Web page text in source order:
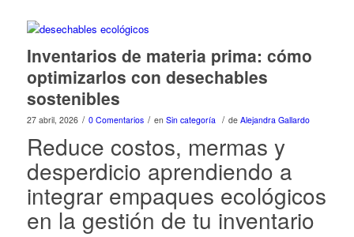
Inventarios de materia prima: cómo
optimizarlos con desechables
sostenibles
27 abril, 2026 / 0 Comentarios / en Sin categoría / de Alejandra Gallardo
Reduce costos, mermas y
desperdicio aprendiendo a
integrar empaques ecológicos
en la gestión de tu inventario